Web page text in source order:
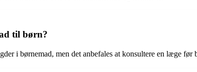
til børn?
i børnemad, men det anbefales at konsultere en læge før